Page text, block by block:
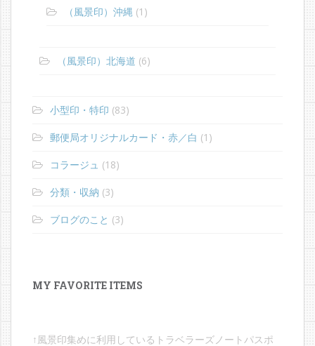
（風景印）沖縄 (1)
（風景印）北海道 (6)
小型印・特印 (83)
郵便局オリジナルカード・赤／白 (1)
コラージュ (18)
分類・収納 (3)
ブログのこと (3)
MY FAVORITE ITEMS
↑風景印集めに利用しているトラベラーズノートパスポ